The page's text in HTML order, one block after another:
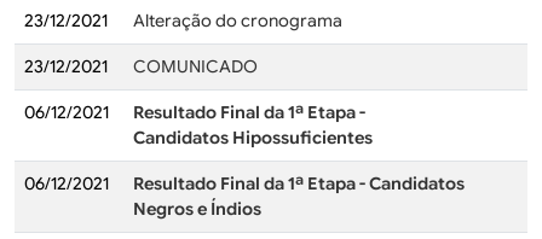
23/12/2021 Alteração do cronograma
23/12/2021 COMUNICADO
06/12/2021
Resultado Final da 1ª Etapa -
Candidatos Hipossuficientes
06/12/2021
Resultado Final da 1ª Etapa - Candidatos
Negros e Índios